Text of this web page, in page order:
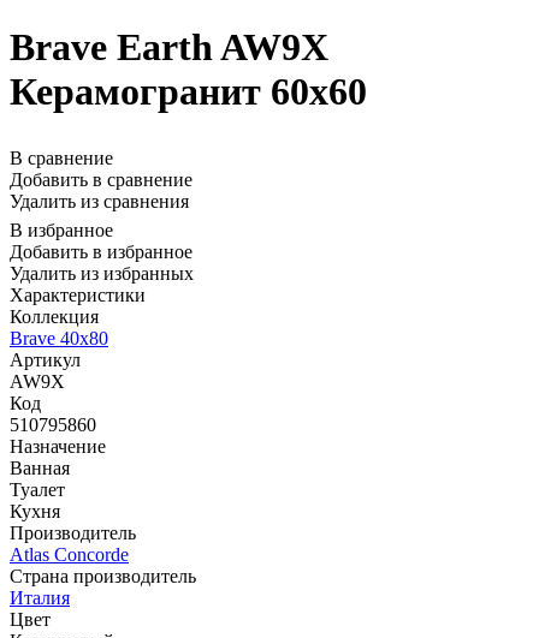
Brave Earth AW9X
Керамогранит 60x60
В сравнение
Добавить в сравнение
Удалить из сравнения
В избранное
Добавить в избранное
Удалить из избранных
Характеристики
Коллекция
Brave 40x80
Артикул
AW9X
Код
510795860
Назначение
Ванная
Туалет
Кухня
Производитель
Atlas Concorde
Страна производитель
Италия
Цвет